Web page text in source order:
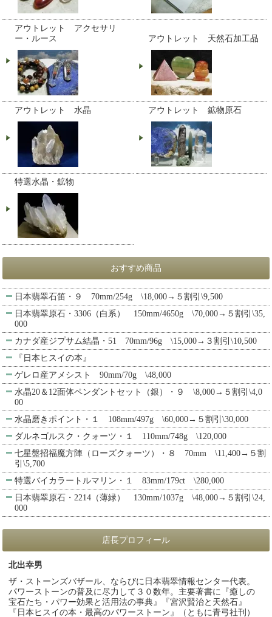
アウトレット アクセサリ
ー・ルース
アウトレット 天然石加工品
アウトレット 水晶 アウトレット 鉱物原石
特選水晶・鉱物
おすすめ商品
日本翡翠石笛・９ 70mm/254g \18,000→５割引\9,500
日本翡翠原石・3306（白系） 150mm/4650g \70,000→５割引\35,
000
カナダ産ジプサム結晶・51 70mm/96g \15,000→３割引\10,500
『日本ヒスイの本』
ゲレロ産アメシスト 90mm/70g \48,000
水晶20＆12面体ペンダントセット（銀）・９ \8,000→５割引\4,0
00
水晶磨きポイント・１ 108mm/497g \60,000→５割引\30,000
ダルネゴルスク・クォーツ・１ 110mm/748g \120,000
七星盤招福魔方陣（ローズクォーツ）・８ 70mm \11,400→５割
引\5,700
特選バイカラートルマリン・１ 83mm/179ct \280,000
日本翡翠原石・2214（薄緑） 130mm/1037g \48,000→５割引\24,
000
店長プロフィール
北出幸男
ザ・ストーンズバザール、ならびに日本翡翠情報センター代表。
パワーストーンの普及に尽力して３０数年。主要著書に『癒しの
宝石たち・パワー効果と活用法の事典』『宮沢賢治と天然石』
『日本ヒスイの本・最高のパワーストーン』（ともに青弓社刊）